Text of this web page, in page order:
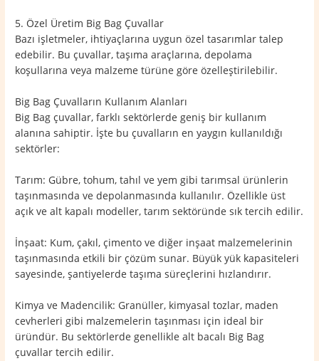
5. Özel Üretim Big Bag Çuvallar
Bazı işletmeler, ihtiyaçlarına uygun özel tasarımlar talep
edebilir. Bu çuvallar, taşıma araçlarına, depolama
koşullarına veya malzeme türüne göre özelleştirilebilir.
Big Bag Çuvalların Kullanım Alanları
Big Bag çuvallar, farklı sektörlerde geniş bir kullanım
alanına sahiptir. İşte bu çuvalların en yaygın kullanıldığı
sektörler:
Tarım: Gübre, tohum, tahıl ve yem gibi tarımsal ürünlerin
taşınmasında ve depolanmasında kullanılır. Özellikle üst
açık ve alt kapalı modeller, tarım sektöründe sık tercih edilir.
İnşaat: Kum, çakıl, çimento ve diğer inşaat malzemelerinin
taşınmasında etkili bir çözüm sunar. Büyük yük kapasiteleri
sayesinde, şantiyelerde taşıma süreçlerini hızlandırır.
Kimya ve Madencilik: Granüller, kimyasal tozlar, maden
cevherleri gibi malzemelerin taşınması için ideal bir
üründür. Bu sektörlerde genellikle alt bacalı Big Bag
çuvallar tercih edilir.